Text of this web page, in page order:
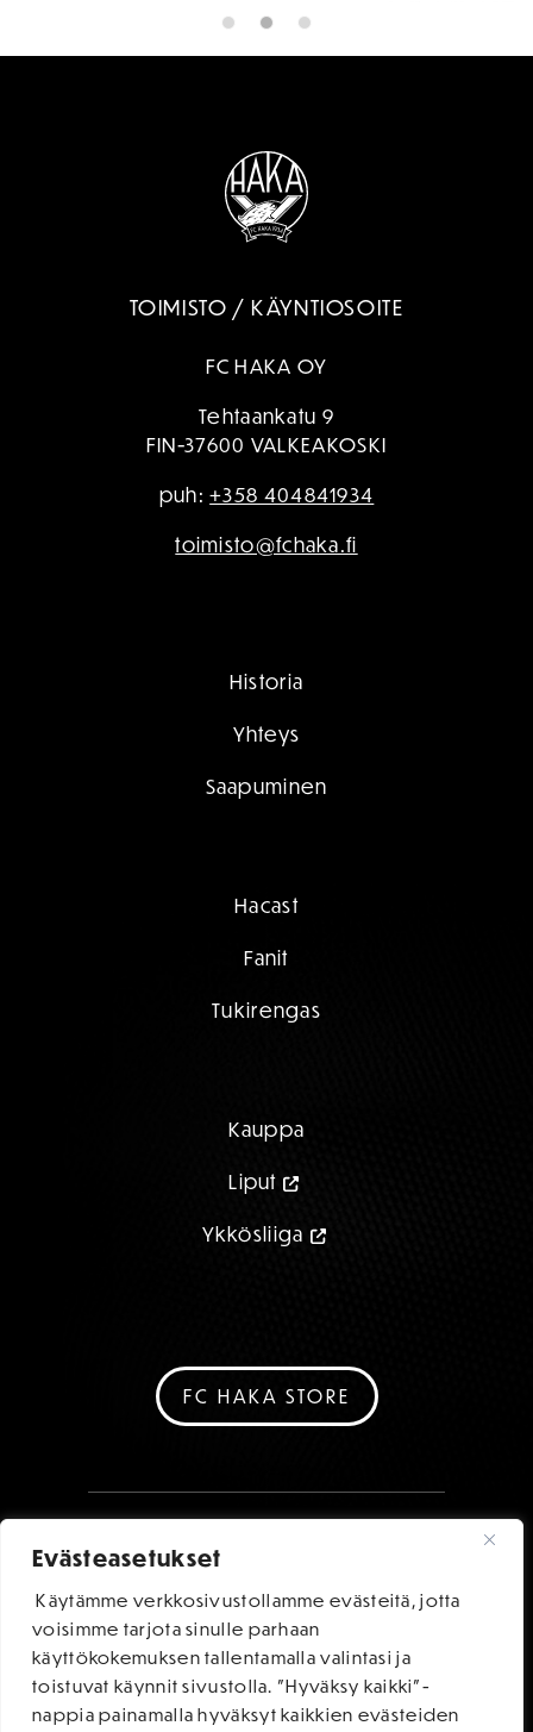
Evästeasetukset
Käytämme verkkosivustollamme evästeitä, jotta
voisimme tarjota sinulle parhaan
käyttökokemuksen tallentamalla valintasi ja
toistuvat käynnit sivustolla. "Hyväksy kaikki"-
nappia painamalla hyväksyt kaikkien evästeiden
TOIMISTO / KÄYNTIOSOITE
FC HAKA OY
Tehtaankatu 9
FIN-37600 VALKEAKOSKI
puh:+358 404841934
toimisto@fchaka.fi
Historia
Yhteys
Saapuminen
Hacast
Fanit
Tukirengas
Kauppa
Liput
Ykkösliiga
FC HAKA STORE